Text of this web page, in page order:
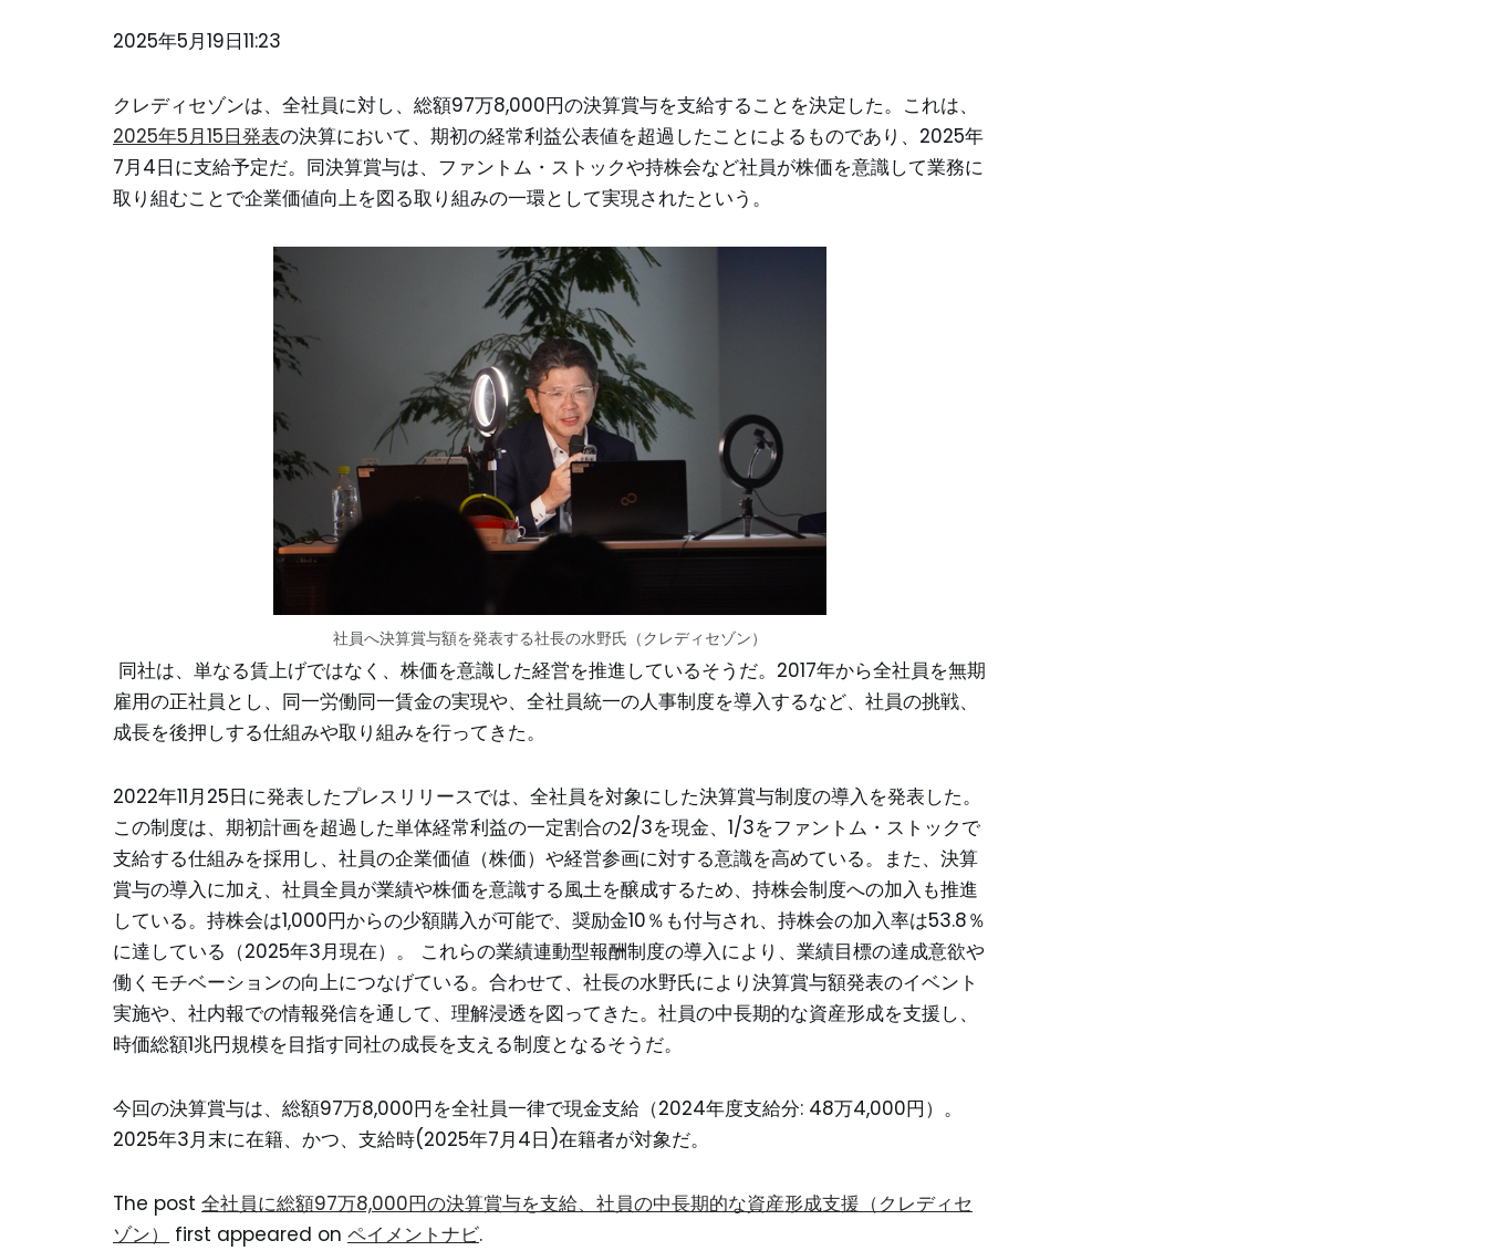
2025年5月19日11:23
クレディセゾンは、全社員に対し、総額97万8,000円の決算賞与を支給することを決定した。これは、
2025年5月15日発表の決算において、期初の経常利益公表値を超過したことによるものであり、2025年
7月4日に支給予定だ。同決算賞与は、ファントム・ストックや持株会など社員が株価を意識して業務に
取り組むことで企業価値向上を図る取り組みの一環として実現されたという。
社員へ決算賞与額を発表する社長の水野氏（クレディセゾン）
同社は、単なる賃上げではなく、株価を意識した経営を推進しているそうだ。2017年から全社員を無期
雇用の正社員とし、同一労働同一賃金の実現や、全社員統一の人事制度を導入するなど、社員の挑戦、
成長を後押しする仕組みや取り組みを行ってきた。
2022年11月25日に発表したプレスリリースでは、全社員を対象にした決算賞与制度の導入を発表した。
この制度は、期初計画を超過した単体経常利益の一定割合の2/3を現金、1/3をファントム・ストックで
支給する仕組みを採用し、社員の企業価値（株価）や経営参画に対する意識を高めている。また、決算
賞与の導入に加え、社員全員が業績や株価を意識する風土を醸成するため、持株会制度への加入も推進
している。持株会は1,000円からの少額購入が可能で、奨励金10％も付与され、持株会の加入率は53.8％
に達している（2025年3月現在）。 これらの業績連動型報酬制度の導入により、業績目標の達成意欲や
働くモチベーションの向上につなげている。合わせて、社長の水野氏により決算賞与額発表のイベント
実施や、社内報での情報発信を通して、理解浸透を図ってきた。社員の中長期的な資産形成を支援し、
時価総額1兆円規模を目指す同社の成長を支える制度となるそうだ。
今回の決算賞与は、総額97万8,000円を全社員一律で現金支給（2024年度支給分: 48万4,000円）。
2025年3月末に在籍、かつ、支給時(2025年7月4日)在籍者が対象だ。
The post 全社員に総額97万8,000円の決算賞与を支給、社員の中長期的な資産形成支援（クレディセ
ゾン）
first appeared on ペイメントナビ.